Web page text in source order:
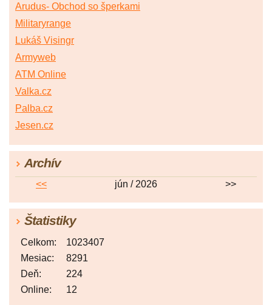
Arudus- Obchod so šperkami
Militaryrange
Lukáš Visingr
Armyweb
ATM Online
Valka.cz
Palba.cz
Jesen.cz
Archív
<< jún / 2026 >>
Štatistiky
Online: 12
Celkom:
1023407
Mesiac:
8291
Deň:
224